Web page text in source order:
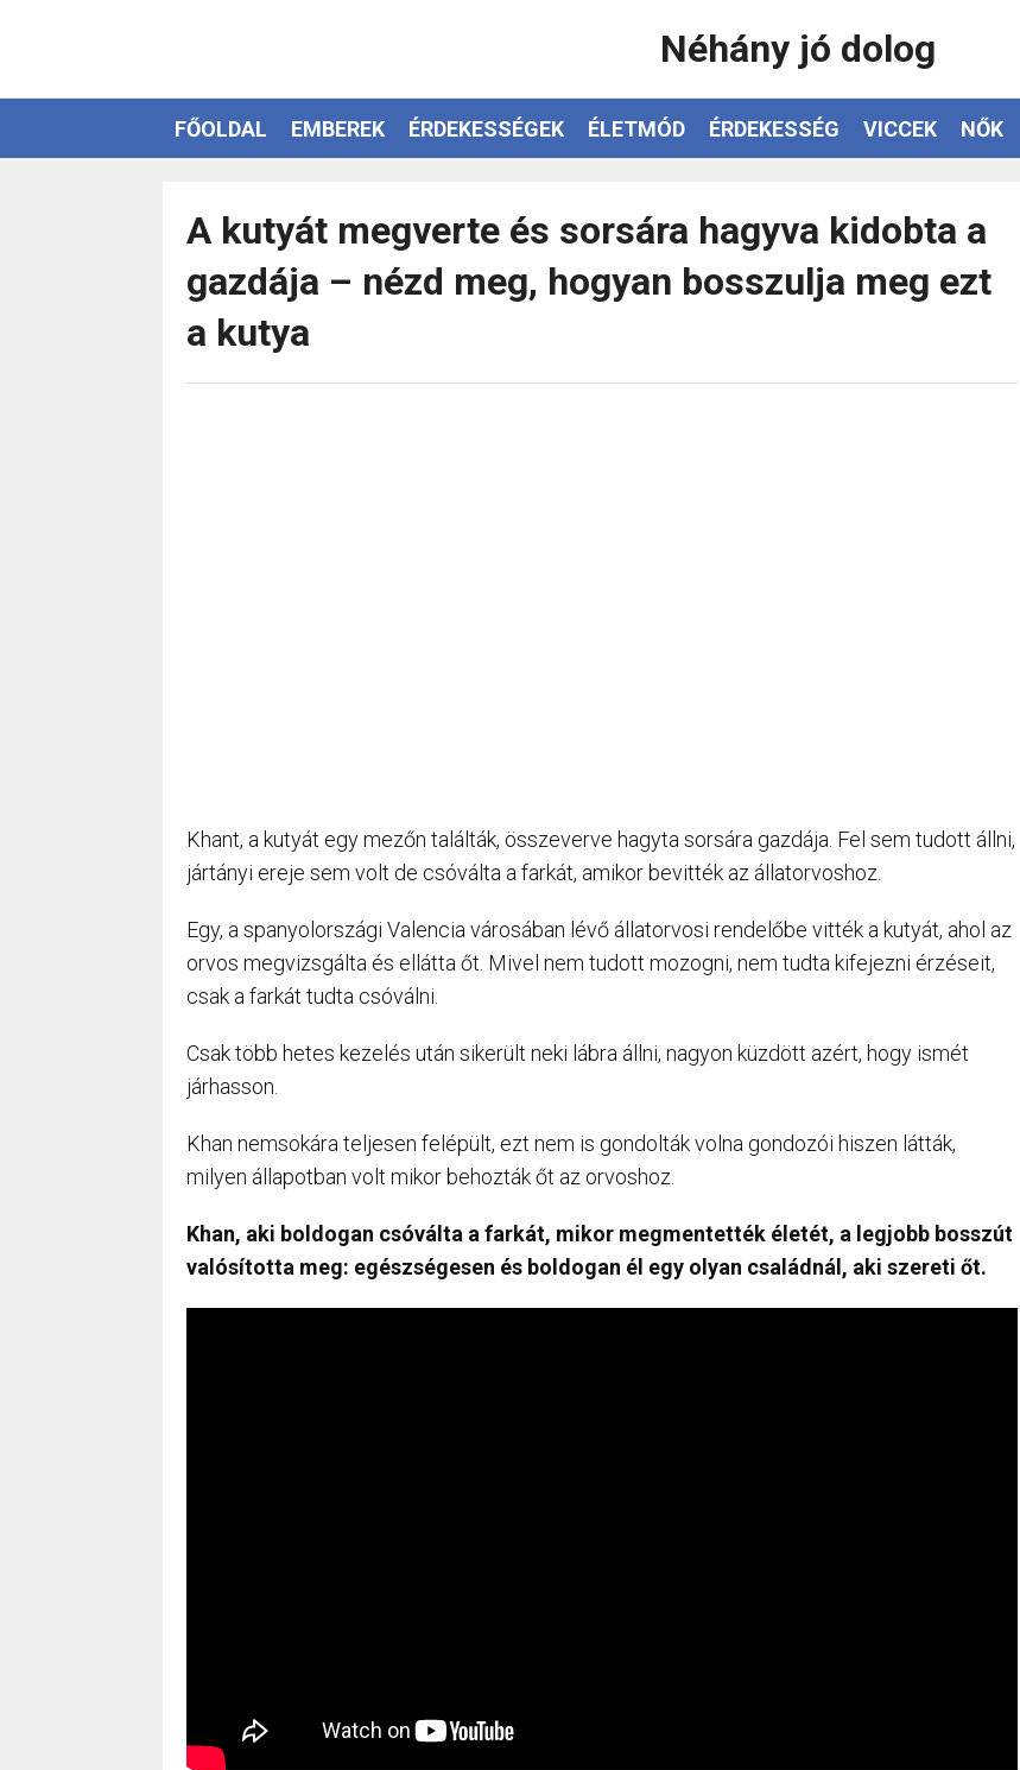
Néhány jó dolog
FŐOLDAL EMBEREK ÉRDEKESSÉGEK ÉLETMÓD ÉRDEKESSÉG VICCEK NŐK
A kutyát megverte és sorsára hagyva kidobta a
gazdája – nézd meg, hogyan bosszulja meg ezt
a kutya
Khant, a kutyát egy mezőn találták, összeverve hagyta sorsára gazdája. Fel sem tudott állni,
jártányi ereje sem volt de csóválta a farkát, amikor bevitték az állatorvoshoz.
Egy, a spanyolországi Valencia városában lévő állatorvosi rendelőbe vitték a kutyát, ahol az
orvos megvizsgálta és ellátta őt. Mivel nem tudott mozogni, nem tudta kifejezni érzéseit,
csak a farkát tudta csóválni.
Csak több hetes kezelés után sikerült neki lábra állni, nagyon küzdött azért, hogy ismét
járhasson.
Khan nemsokára teljesen felépült, ezt nem is gondolták volna gondozói hiszen látták,
milyen állapotban volt mikor behozták őt az orvoshoz.
Khan, aki boldogan csóválta a farkát, mikor megmentették életét, a legjobb bosszút
valósította meg: egészségesen és boldogan él egy olyan családnál, aki szereti őt.